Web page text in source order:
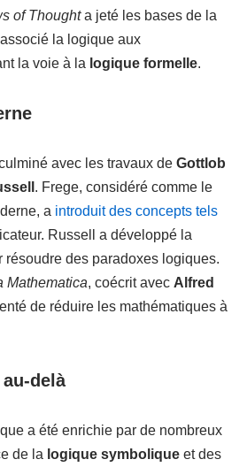
of Thoughta jeté les bases de la
la logique aux
la voie à la logique formelle.
avec les travaux de Gottlob
. Frege, considéré comme le
a introduit des concepts tels
Russell a développé la
résoudre des paradoxes logiques.
Mathematica, coécrit avec Alfred
de réduire les mathématiques à
delà
a été enrichie par de nombreux
de la logique symbolique et des